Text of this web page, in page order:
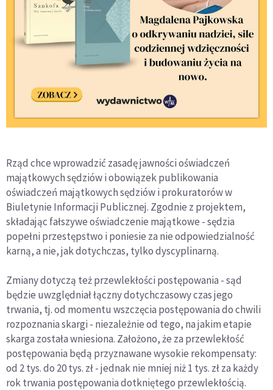
Rząd chce wprowadzić zasadę jawności oświadczeń
majątkowych sędziów i obowiązek publikowania
oświadczeń majątkowych sędziów i prokuratorów w
Biuletynie Informacji Publicznej. Zgodnie z projektem,
składając fałszywe oświadczenie majątkowe - sędzia
popełni przestępstwo i poniesie za nie odpowiedzialność
karną, a nie, jak dotychczas, tylko dyscyplinarną.
Zmiany dotyczą też przewlekłości postępowania - sąd
będzie uwzględniał łączny dotychczasowy czas jego
trwania, tj. od momentu wszczęcia postępowania do chwili
rozpoznania skargi - niezależnie od tego, na jakim etapie
skarga została wniesiona. Założono, że za przewlekłość
postępowania będą przyznawane wysokie rekompensaty:
od 2 tys. do 20 tys. zł - jednak nie mniej niż 1 tys. zł za każdy
rok trwania postępowania dotkniętego przewlekłością.